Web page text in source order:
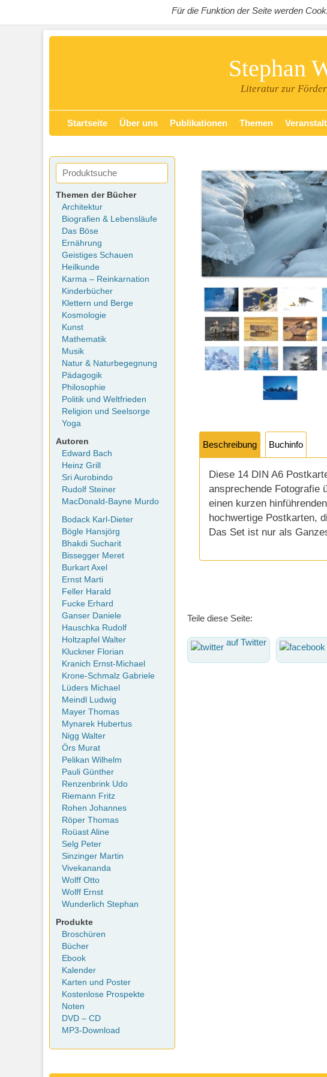
Für die Funktion der Seite werden
Stephan
Literatur zur
Primäres Menü
Inhalt
Startseite Über uns Publikationen Themen
Beschreibung Buchinfo
Diese 14 DIN A6
ansprechende Fotografie
einen kurzen
hochwertige Postkarten,
Das Set ist nur als
Teile diese Seite:
auf Twitter
Themen der Bücher
Architektur
Biografien & Lebensläufe
Das Böse
Ernährung
Geistiges Schauen
Heilkunde
Karma – Reinkarnation
Kinderbücher
Klettern und Berge
Kosmologie
Kunst
Mathematik
Musik
Natur & Naturbegegnung
Pädagogik
Philosophie
Politik und Weltfrieden
Religion und Seelsorge
Yoga
Autoren
Edward Bach
Heinz Grill
Sri Aurobindo
Rudolf Steiner
MacDonald-Bayne Murdo
Bodack Karl-Dieter
Bögle Hansjörg
Bhakdi Sucharit
Bissegger Meret
Burkart Axel
Ernst Marti
Feller Harald
Fucke Erhard
Ganser Daniele
Hauschka Rudolf
Holtzapfel Walter
Kluckner Florian
Kranich Ernst-Michael
Krone-Schmalz Gabriele
Lüders Michael
Meindl Ludwig
Mayer Thomas
Mynarek Hubertus
Nigg Walter
Örs Murat
Pelikan Wilhelm
Pauli Günther
Renzenbrink Udo
Riemann Fritz
Rohen Johannes
Röper Thomas
Roüast Aline
Selg Peter
Sinzinger Martin
Vivekananda
Wolff Otto
Wolff Ernst
Wunderlich Stephan
Produkte
Broschüren
Bücher
Ebook
Kalender
Karten und Poster
Kostenlose Prospekte
Noten
DVD – CD
MP3-Download